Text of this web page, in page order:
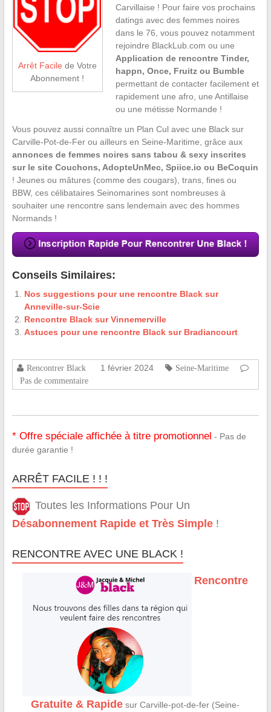
Arrêt Facile de Votre
Abonnement !
Carvillaise ! Pour faire vos prochains
datings avec des femmes noires
dans le 76, vous pouvez notamment
rejoindre BlackLub.com ou une
Application de rencontre Tinder,
happn, Once, Fruitz ou Bumble
permettant de contacter facilement et
rapidement une afro, une Antillaise
ou une métisse Normande !
Vous pouvez aussi connaître un Plan Cul avec une Black sur
Carville-Pot-de-Fer ou ailleurs en Seine-Maritime, grâce aux
annonces de femmes noires sans tabou & sexy inscrites
sur le site Couchons, AdopteUnMec, Spiice.io ou BeCoquin
! Jeunes ou mâtures (comme des cougars), trans, fines ou
BBW, ces célibataires Seinomarines sont nombreuses à
souhaiter une rencontre sans lendemain avec des hommes
Normands !
Conseils Similaires:
Nos suggestions pour une rencontre Black sur
Anneville-sur-Scie
Rencontre Black sur Vinnemerville
Astuces pour une rencontre Black sur Bradiancourt
Rencontrer Black 1 février 2024
Seine-Maritime
Pas de commentaire
* Offre spéciale affichée à titre promotionnel - Pas de
durée garantie !
ARRÊT FACILE ! ! !
Toutes les Informations Pour Un
Désabonnement Rapide et Très Simple!
RENCONTRE AVEC UNE BLACK !
Rencontre
Gratuite & Rapide sur Carville-pot-de-fer (Seine-